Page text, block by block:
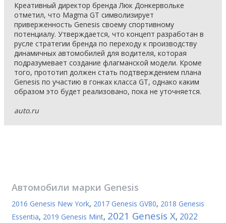
Креативный директор бренда Люк Донкервольке
отметил, что Magma GT символизирует
приверженность Genesis своему спортивному
потенциалу. Утверждается, что концепт разработан в
русле стратегии бренда по переходу к производству
динамичных автомобилей для водителя, которая
подразумевает создание флагманской модели. Кроме
того, прототип должен стать подтверждением плана
Genesis по участию в гонках класса GT, однако каким
образом это будет реализовано, пока не уточняется.
auto.ru
Автомобили марки Genesis
2016 Genesis New York, 2017 Genesis GV80, 2018 Genesis
Essentia, 2019 Genesis Mint, 2021 Genesis X, 2022